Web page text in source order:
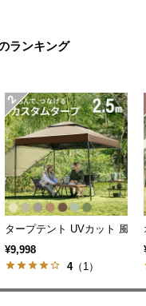
完了！初心者にもわか
できます。
ランキング
い 防水 新開発のブラック
タープテント UVカット 風に
¥9,998
4（1）